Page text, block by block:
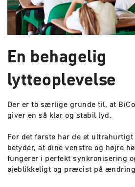
En behagelig
lytteoplevelse
Der er to særlige grunde til, at
giver en så klar og stabil lyd.
For det første har de et
betyder, at dine venstre og højre
fungerer i perfekt synkronisering
øjeblikkeligt og præcist på